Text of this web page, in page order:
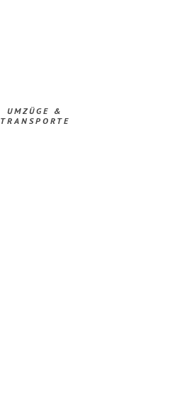
UMZÜGE &
TRANSPORTE